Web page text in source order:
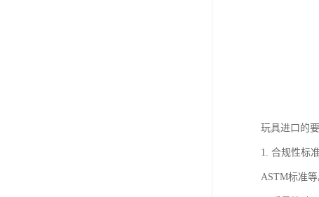
玩具进口的
1. 合规性标
ASTM标准